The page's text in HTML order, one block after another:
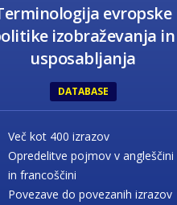
evropske
izobraževanja in
usposabljanja
DATABASE
Več kot 400 izrazov
Opredelitve pojmov v angleščini
in francoščini
Povezave do povezanih izrazov